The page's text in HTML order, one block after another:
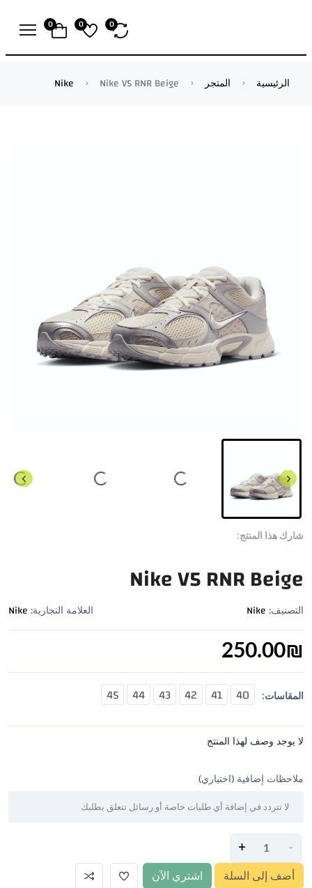
0
0
0
الرئيسية المتجر Nike Nike V5 RNR Beige
شارك هذا المنتج:
Nike V5 RNR Beige
التصنيف:Nike العلامة التجارية:Nike
250.00₪
المقاسات: 40
41
42
43
44
45
لا يوجد وصف لهذا المنتج
ملاحظات إضافية (اختياري)
-
+
أضف إلى السلة اشتري الآن